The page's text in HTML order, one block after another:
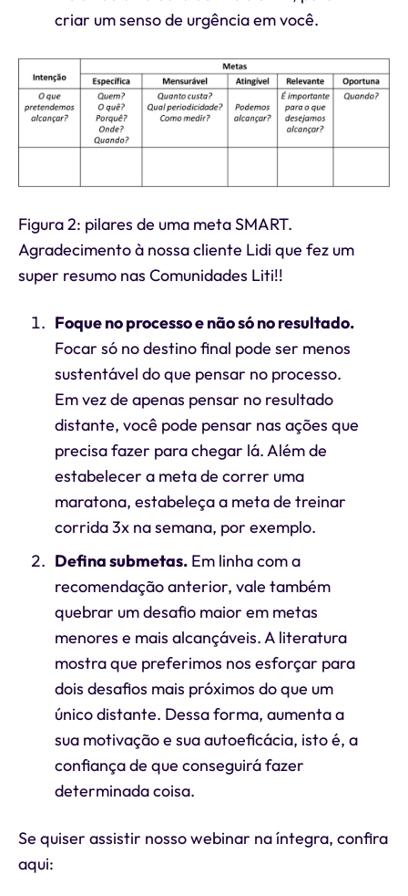
criar um senso de urgência em você.
Figura 2: pilares de uma meta SMART.
Agradecimento à nossa cliente Lidi que fez um
super resumo nas Comunidades Liti!!
Foque no processo e não só no resultado.
Focar só no destino final pode ser menos
sustentável do que pensar no processo.
Em vez de apenas pensar no resultado
distante, você pode pensar nas ações que
precisa fazer para chegar lá. Além de
estabelecer a meta de correr uma
maratona, estabeleça a meta de treinar
corrida 3x na semana, por exemplo.
Defina submetas.Em linha com a
recomendação anterior, vale também
quebrar um desafio maior em metas
menores e mais alcançáveis. A literatura
mostra que preferimos nos esforçar para
dois desafios mais próximos do que um
único distante. Dessa forma, aumenta a
sua motivação e sua autoeficácia, isto é, a
confiança de que conseguirá fazer
determinada coisa.
Se quiser assistir nosso webinar na íntegra, confira
aqui: